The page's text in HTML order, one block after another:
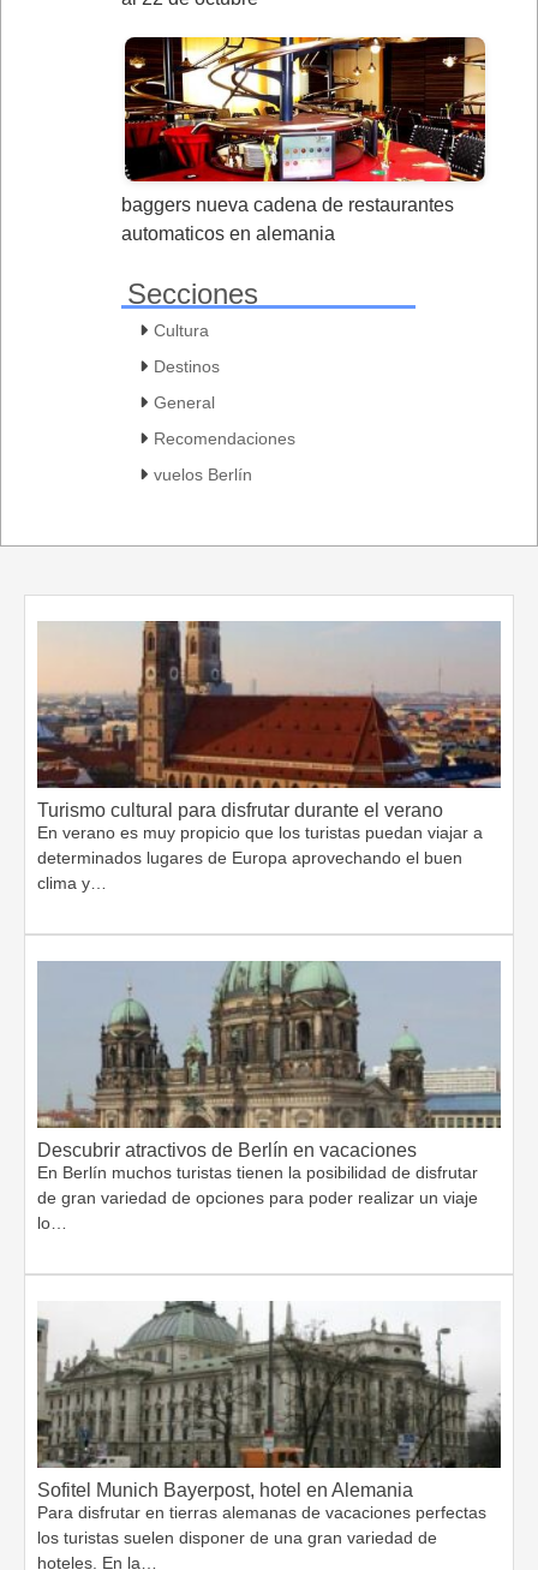
baggers nueva cadena de restaurantes
automaticos en alemania
Secciones
Cultura
Destinos
General
Recomendaciones
vuelos Berlín
Turismo cultural para disfrutar durante el verano
En verano es muy propicio que los turistas puedan viajar a
determinados lugares de Europa aprovechando el buen
clima y…
Descubrir atractivos de Berlín en vacaciones
En Berlín muchos turistas tienen la posibilidad de disfrutar
de gran variedad de opciones para poder realizar un viaje
lo…
Sofitel Munich Bayerpost, hotel en Alemania
Para disfrutar en tierras alemanas de vacaciones perfectas
los turistas suelen disponer de una gran variedad de
hoteles. En la…